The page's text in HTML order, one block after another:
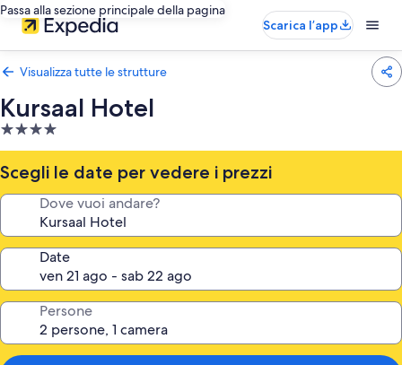
Passa alla sezione principale della pagina
Scarica l’app
Visualizza tutte le strutture
Kursaal Hotel
Struttura
a
4.0
stelle
Scegli le date per vedere i prezzi
Dove vuoi andare?
Date
Persone